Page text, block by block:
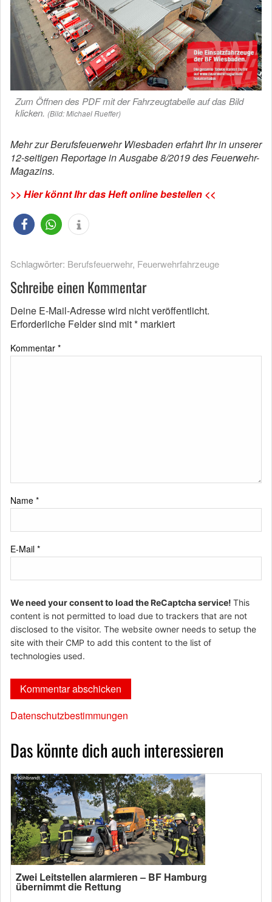
Zum Öffnen des PDF mit der Fahrzeugtabelle auf das Bild
klicken. (Bild: Michael Rueffer)
Mehr zur Berufsfeuerwehr Wiesbaden erfahrt Ihr in unserer
12-seitigen Reportage in Ausgabe 8/2019 des Feuerwehr-
Magazins.
>> Hier könnt Ihr das Heft online bestellen <<
Schlagwörter: Berufsfeuerwehr, Feuerwehrfahrzeuge
Schreibe einen Kommentar
Deine E-Mail-Adresse wird nicht veröffentlicht.
Erforderliche Felder sind mit* markiert
Kommentar *
Name *
E-Mail *
We need your consent to load the ReCaptcha service! This
content is not permitted to load due to trackers that are not
disclosed to the visitor. The website owner needs to setup the
site with their CMP to add this content to the list of
technologies used.
Datenschutzbestimmungen
Das könnte dich auch interessieren
Zwei Leitstellen alarmieren – BF Hamburg
übernimmt die Rettung